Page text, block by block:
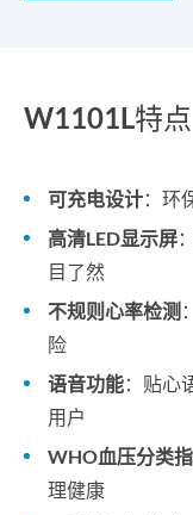
W1101L特点
可充电设计：环
高清LED显示屏
目了然
不规则心率检测
险
语音功能：贴心
用户
WHO血压分类
理健康